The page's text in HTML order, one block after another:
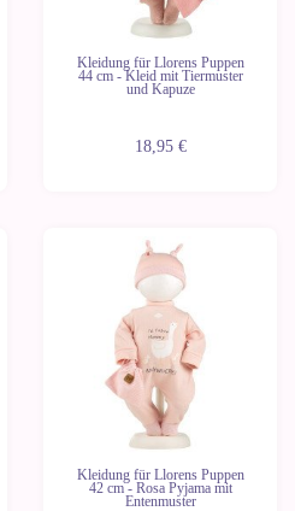
Kleidung für Llorens Puppen
44 cm - Kleid mit Tiermuster
und Kapuze
18,95 €
Kleidung für Llorens Puppen
42 cm - Rosa Pyjama mit
Entenmuster